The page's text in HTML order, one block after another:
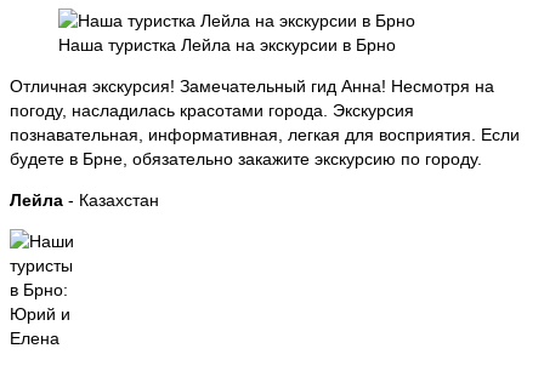
Наша туристка Лейла на экскурсии в Брно
Отличная экскурсия! Замечательный гид Анна! Несмотря на
погоду, насладилась красотами города. Экскурсия
познавательная, информативная, легкая для восприятия. Если
будете в Брне, обязательно закажите экскурсию по городу.
Лейла - Казахстан